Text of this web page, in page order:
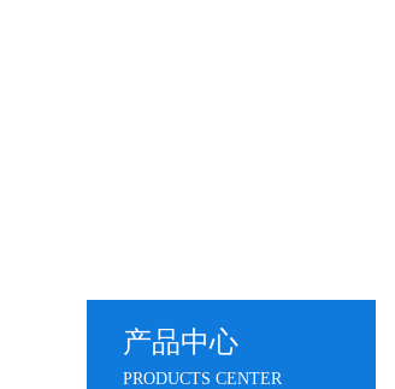
产品中心
PRODUCTS CENTER